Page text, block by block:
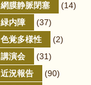
網膜静脈閉塞
(14)
緑内障
(37)
色覚多様性
(2)
講演会
(31)
近況報告
(90)